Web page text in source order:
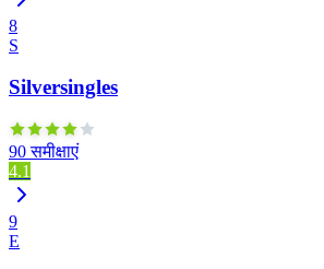
8
S
Silversingles
90 समीक्षाएं
4.1
9
E